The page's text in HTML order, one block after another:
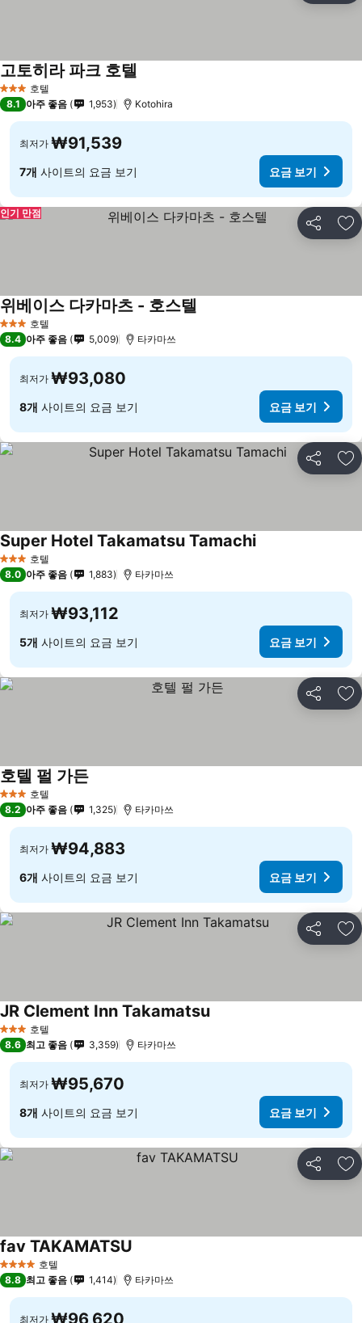
3 성급 호텔
고토히라 파크 호텔
8.1 아주 좋음 1,953 Kotohira
최저가 ₩91,539
7개 사이트의 요금 보기 요금 보기
공유 즐
인기 만점
3 성급 호텔
위베이스 다카마츠 - 호스텔
8.4 아주 좋음 5,009 타카마쓰
최저가 ₩93,080
8개 사이트의 요금 보기 요금 보기
공유 즐
3 성급 호텔
Super Hotel Takamatsu Tamachi요금 보기
8.0 아주 좋음 1,883 타카마쓰
최저가 ₩93,112
5개 사이트의 요금 보기 요금 보기
공유 즐
3 성급 호텔
호텔 펄 가든
8.2 아주 좋음 1,325 타카마쓰
최저가 ₩94,883
6개 사이트의 요금 보기 요금 보기
공유 즐
3 성급 호텔
JR Clement Inn Takamatsu요금 보기
8.6 최고 좋음 3,359 타카마쓰
최저가 ₩95,670
8개 사이트의 요금 보기 요금 보기
공유 즐
4 성급 호텔
fav TAKAMATSU
8.8 최고 좋음 1,414 타카마쓰
최저가 ₩96,620